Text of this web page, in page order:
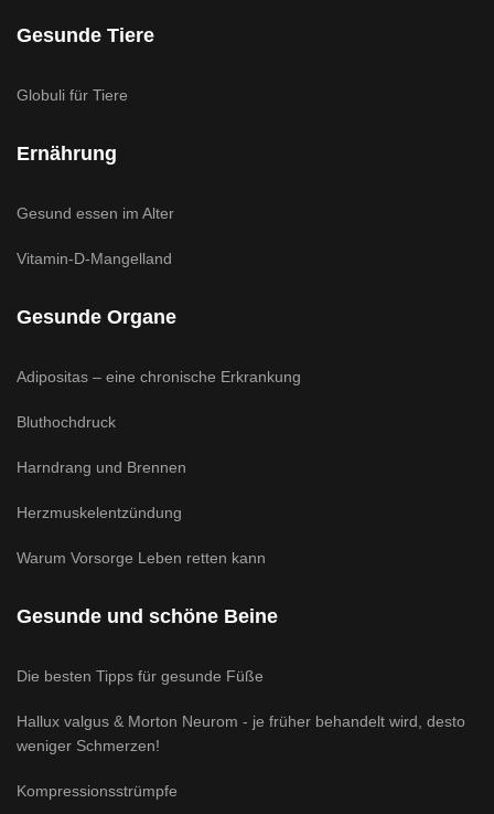
Gesunde Tiere
Globuli für Tiere
Ernährung
Gesund essen im Alter
Vitamin-D-Mangelland
Gesunde Organe
Adipositas – eine chronische Erkrankung
Bluthochdruck
Harndrang und Brennen
Herzmuskelentzündung
Warum Vorsorge Leben retten kann
Gesunde und schöne Beine
Die besten Tipps für gesunde Füße
Hallux valgus & Morton Neurom - je früher behandelt wird, desto
weniger Schmerzen!
Kompressionsstrümpfe